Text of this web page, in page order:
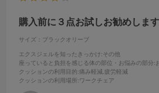
購入前に３点お試しお勧めします
サイズ：ブラックオリーブ
エクスジェルを知ったきっかけ :その他
座っていると負担を感じる体の部位・お悩みの部分:
クッションの利用目的:痛み軽減,疲労軽減
クッションの利用場所:ワークチェア